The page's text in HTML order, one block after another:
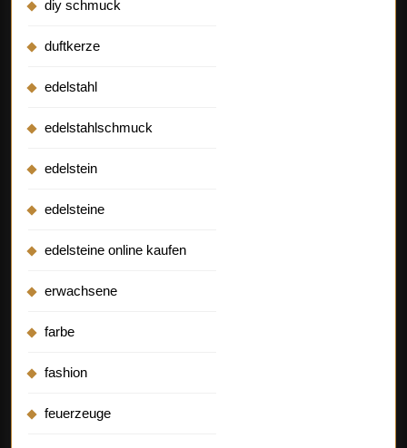
diy schmuck
duftkerze
edelstahl
edelstahlschmuck
edelstein
edelsteine
edelsteine online kaufen
erwachsene
farbe
fashion
feuerzeuge